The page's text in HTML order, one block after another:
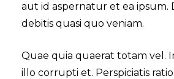
aut id aspernatur et ea ipsum.
debitis quasi quo veniam.
Quae quia quaerat totam vel.
illo corrupti et. Perspiciatis